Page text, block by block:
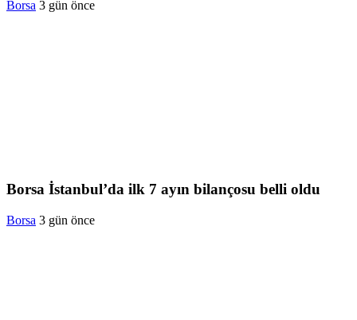
Borsa 3 gün önce
Borsa İstanbul’da ilk 7 ayın bilançosu belli oldu
Borsa 3 gün önce